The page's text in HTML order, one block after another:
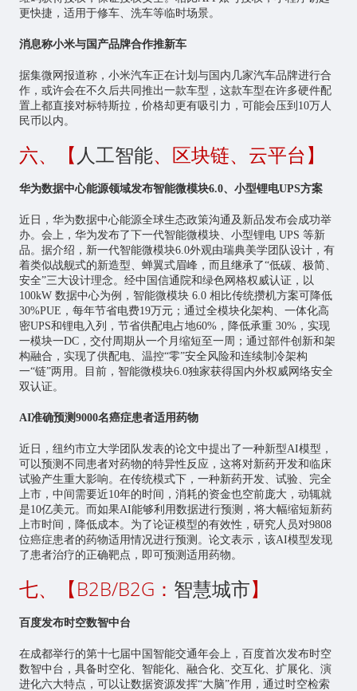
更快捷，适用于修车、洗车等临时场景。
消息称小米与国产品牌合作推新车
据集微网报道称，小米汽车正在计划与国内几家汽车品牌进行合
作，或许会在不久后共同推出一款车型，这款车型在许多硬件配
置上都直接对标特斯拉，价格却更有吸引力，可能会压到10万人
民币以内。
六、【 人工智能、区块链、云平台】
华为数据中心能源领域发布智能微模块6.0、小型锂电UPS方案
近日，华为数据中心能源全球生态政策沟通及新品发布会成功举
办。会上，华为发布了下一代智能微模块、小型锂电 UPS 等新
品。据介绍，新一代智能微模块6.0外观由瑞典美学团队设计，有
着类似战舰式的新造型、蝉翼式眉峰，而且继承了“低碳、极简、
安全”三大设计理念。经中国信通院和绿色网格权威认证，以
100kW 数据中心为例，智能微模块 6.0 相比传统攒机方案可降低
30%PUE，每年节省电费19万元；通过全模块化架构、一体化高
密UPS和锂电入列，节省供配电占地60%，降低承重 30%，实现
一模块一DC，交付周期从一个月缩短至一周；通过部件创新和架
构融合，实现了供配电、温控“零”安全风险和连续制冷架构
一“链”两用。目前，智能微模块6.0独家获得国内外权威网络安全
双认证。
AI准确预测9000名癌症患者适用药物
近日，纽约市立大学团队发表的论文中提出了一种新型AI模型，
可以预测不同患者对药物的特异性反应，这将对新药开发和临床
试验产生重大影响。在传统模式下，一种新药开发、试验、完全
上市，中间需要近10年的时间，消耗的资金也空前庞大，动辄就
是10亿美元。而如果AI能够利用数据进行预测，将大幅缩短新药
上市时间，降低成本。为了论证模型的有效性，研究人员对9808
位癌症患者的药物适用情况进行预测。论文表示，该AI模型发现
了患者治疗的正确靶点，即可预测适用药物。
七、【B2B/B2G： 智慧城市】
百度发布时空数智中台
在成都举行的第十七届中国智能交通年会上，百度首次发布时空
数智中台，具备时空化、智能化、融合化、交互化、扩展化、演
进化六大特点，可以让数据资源发挥“大脑”作用，通过时空检索